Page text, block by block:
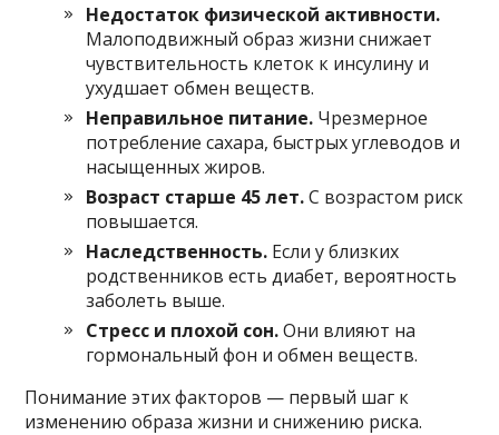
Недостаток физической активности.
Малоподвижный образ жизни снижает
чувствительность клеток к инсулину и
ухудшает обмен веществ.
Неправильное питание. Чрезмерное
потребление сахара, быстрых углеводов и
насыщенных жиров.
Возраст старше 45 лет.С возрастом риск
повышается.
Наследственность. Если у близких
родственников есть диабет, вероятность
заболеть выше.
Стресс и плохой сон.Они влияют на
гормональный фон и обмен веществ.
Понимание этих факторов — первый шаг к
изменению образа жизни и снижению риска.